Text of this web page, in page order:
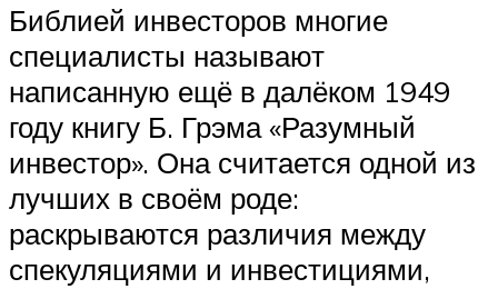
Библией инвесторов многие
специалисты называют
написанную ещё в далёком 1949
году книгу Б. Грэма «Разумный
инвестор». Она считается одной из
лучших в своём роде:
раскрываются различия между
спекуляциями и инвестициями,